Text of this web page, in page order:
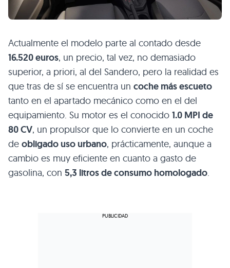
Actualmente el modelo parte al contado desde
16.520 euros, un precio, tal vez, no demasiado
superior, a priori, al del Sandero, pero la realidad es
que tras de sí se encuentra un coche más escueto
tanto en el apartado mecánico como en el del
equipamiento. Su motor es el conocido 1.0 MPI de
80 CV, un propulsor que lo convierte en un coche
de obligado uso urbano, prácticamente, aunque a
cambio es muy eficiente en cuanto a gasto de
gasolina, con 5,3 litros de consumo homologado.